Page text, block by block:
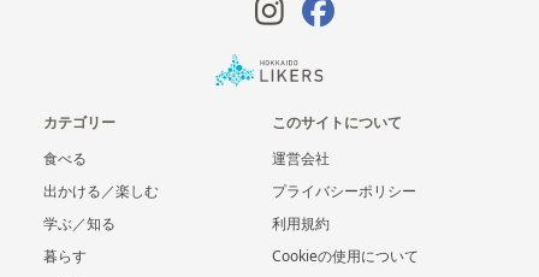
カテゴリー
食べる
出かける／楽しむ
学ぶ／知る
暮らす
このサイトについて
運営会社
プライバシーポリシー
利用規約
Cookieの使用について